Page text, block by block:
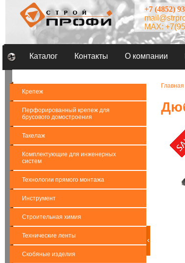
+7 (4852)
MAX:
Каталог Контакты О компании
Крепеж
Перфорированный крепеж для
брусового домостроения
Такелаж
Комплектующие для инженерных
систем
Технологии прямого монтажа
Инструмент
Строительная химия
Технические ленты
Скобяные изделия
Главная